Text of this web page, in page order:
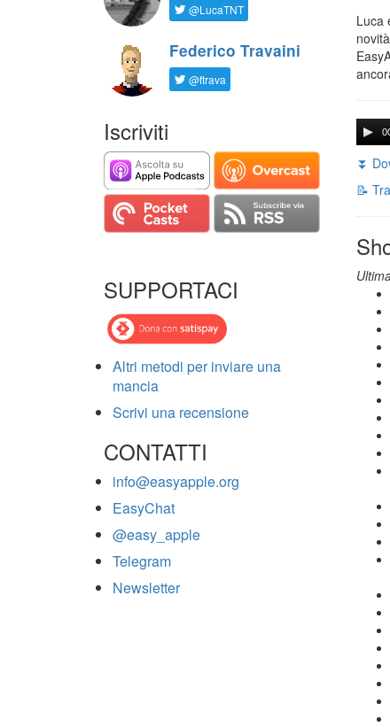
@LucaTNT
Federico Travaini
@ftrava
Iscriviti
SUPPORTACI
Altri metodi per inviare una
mancia
Scrivi una recensione
CONTATTI
info@easyapple.org
EasyChat
@easy_apple
Telegram
Newsletter
Luca
⏬
📝